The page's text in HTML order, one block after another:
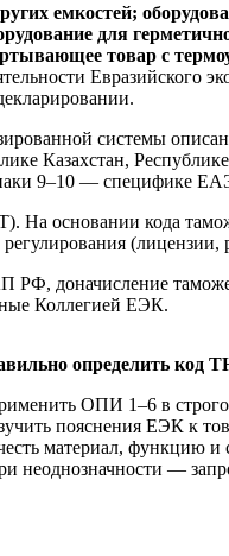
емкостей;
для
товар с
системы
Казахстан,
9–10 — специфике
На основании кода
(лицензии,
РФ, доначисление
Коллегией ЕЭК.
определить код
ОПИ 1–6 в
пояснения ЕЭК к
материал, функцию и
неоднозначности —